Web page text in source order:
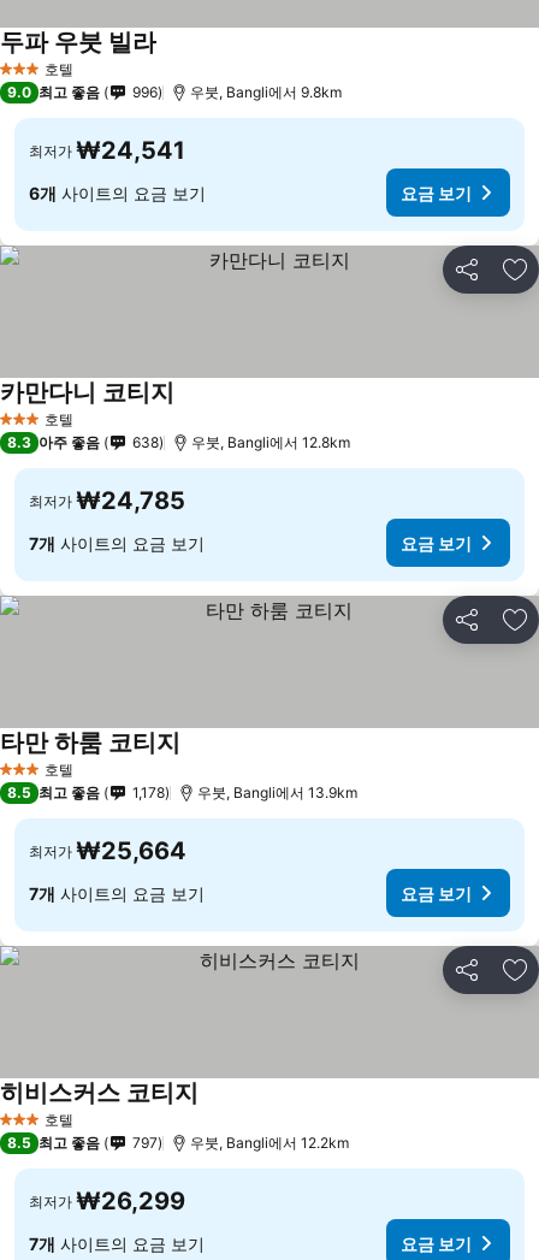
3 성급 호텔
두파 우붓 빌라
9.0 최고 좋음 996 우붓, Bangli에서 9.8km
최저가 ₩24,541
6개 사이트의 요금 보기 요금 보기
공유 즐
3 성급 호텔
카만다니 코티지
8.3 아주 좋음 638 우붓, Bangli에서 12.8km
최저가 ₩24,785
7개 사이트의 요금 보기 요금 보기
공유 즐
3 성급 호텔
타만 하룸 코티지
8.5 최고 좋음 1,178 우붓, Bangli에서 13.9km
최저가 ₩25,664
7개 사이트의 요금 보기 요금 보기
공유 즐
3 성급 호텔
히비스커스 코티지
8.5 최고 좋음 797 우붓, Bangli에서 12.2km
최저가 ₩26,299
7개 사이트의 요금 보기 요금 보기